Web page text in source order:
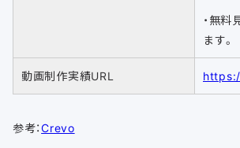
・無
ます。
動画制作実績URL
参考：Crevo